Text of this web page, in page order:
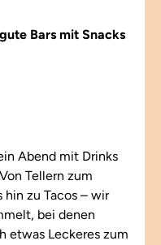
Bars mit Snacks
Abend mit Drinks
Tellern zum
hin zu Tacos – wir
bei denen
etwas Leckeres zum